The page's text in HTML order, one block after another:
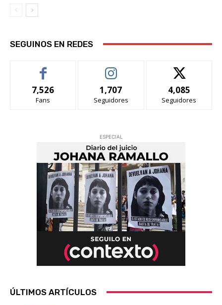
SEGUINOS EN REDES
7,526
Fans
1,707
Seguidores
4,085
Seguidores
ESPECIAL
ÚLTIMOS ARTÍCULOS